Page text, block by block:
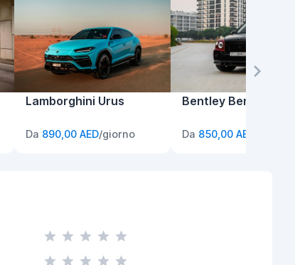
Lamborghini Urus
Da 890,00 AED/giorno
Bentley Bentayga
Da 850,00 AED